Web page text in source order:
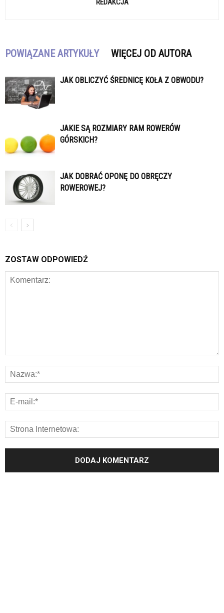
REDAKCJA
POWIĄZANE ARTYKUŁY WIĘCEJ OD AUTORA
JAK OBLICZYĆ ŚREDNICĘ KOŁA Z OBWODU?
JAKIE SĄ ROZMIARY RAM ROWERÓW
GÓRSKICH?
JAK DOBRAĆ OPONĘ DO OBRĘCZY
ROWEROWEJ?
ZOSTAW ODPOWIEDŹ